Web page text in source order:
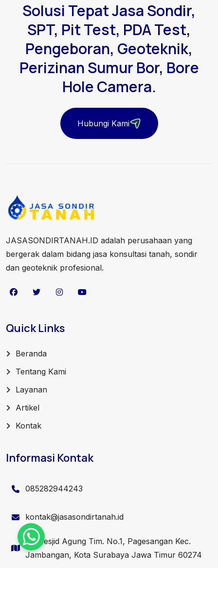
Solusi Tepat Jasa Sondir,
SPT, Pit Test, PDA Test,
Pengeboran, Geoteknik,
Perizinan Sumur Bor, Bore
Hole Camera.
Hubungi Kami
JASASONDIRTANAH.ID adalah perusahaan yang
bergerak dalam bidang jasa konsultasi tanah, sondir
dan geoteknik profesional.
Quick Links
Beranda
Tentang Kami
Layanan
Artikel
Kontak
Informasi Kontak
085282944243
kontak@jasasondirtanah.id
Jl. Mesjid Agung Tim. No.1, Pagesangan Kec.
Jambangan, Kota Surabaya Jawa Timur 60274